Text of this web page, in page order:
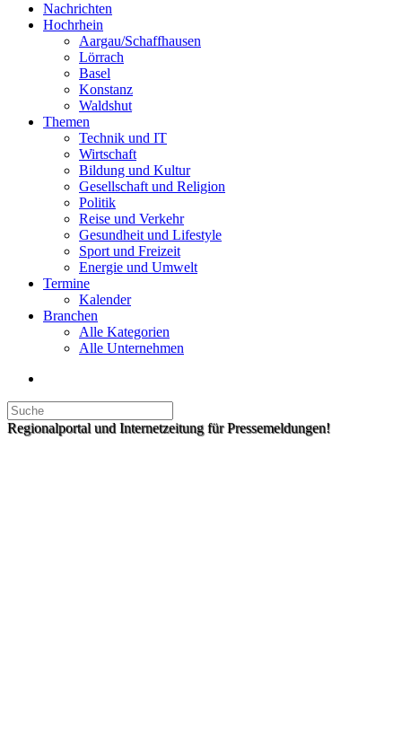
Nachrichten
Hochrhein
Aargau/Schaffhausen
Lörrach
Basel
Konstanz
Waldshut
Themen
Technik und IT
Wirtschaft
Bildung und Kultur
Gesellschaft und Religion
Politik
Reise und Verkehr
Gesundheit und Lifestyle
Sport und Freizeit
Energie und Umwelt
Termine
Kalender
Branchen
Alle Kategorien
Alle Unternehmen
Regionalportal und Internetzeitung für Pressemeldungen!